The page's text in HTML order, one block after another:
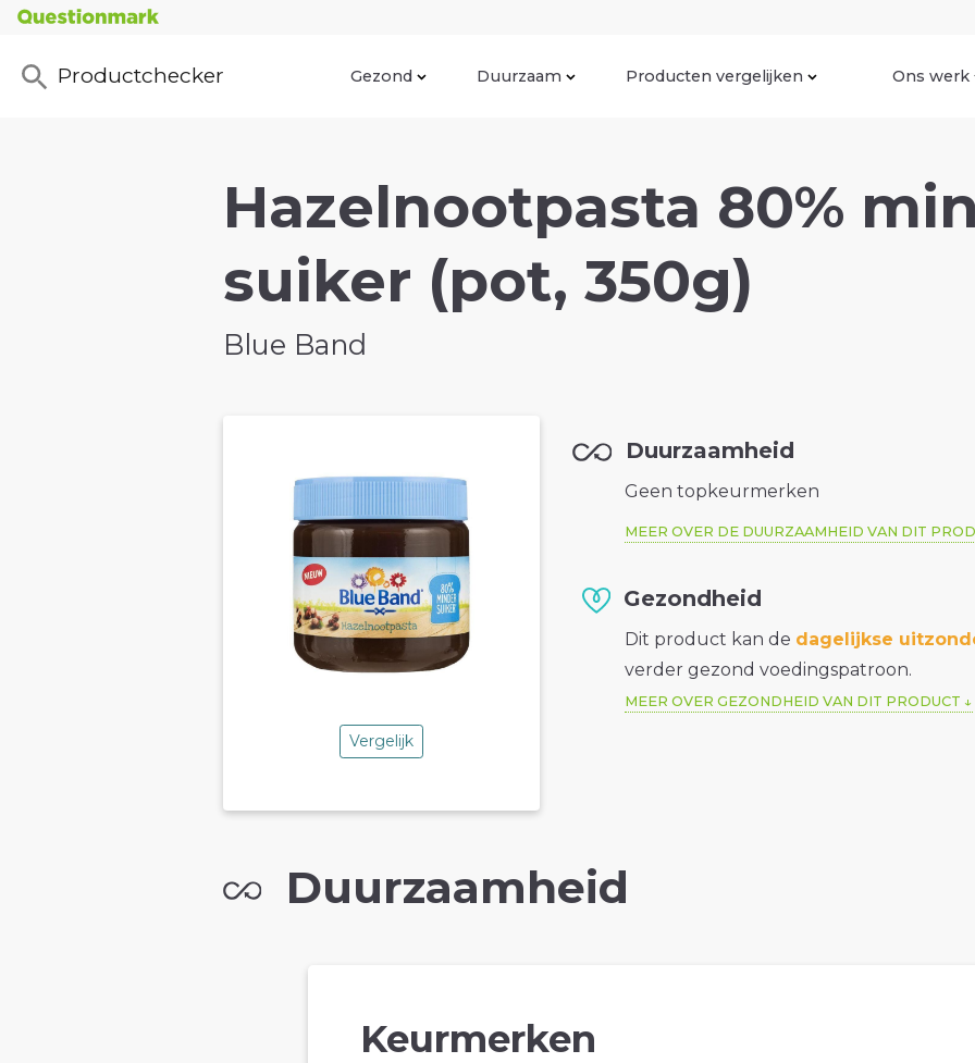
Productchecker Gezond Duurzaam Producten vergelijken Ons werk
Hazelnootpasta 80%
suiker (pot, 350g)
Blue Band
Vergelijk
Duurzaamheid
Geen topkeurmerken
MEER OVER DE DUURZAAMHEID VAN DIT
Gezondheid
Dit product kan de dagelijkse
verder gezond voedingspatroon.
MEER OVER GEZONDHEID VAN DIT PRODUCT
Duurzaamheid
Keurmerken